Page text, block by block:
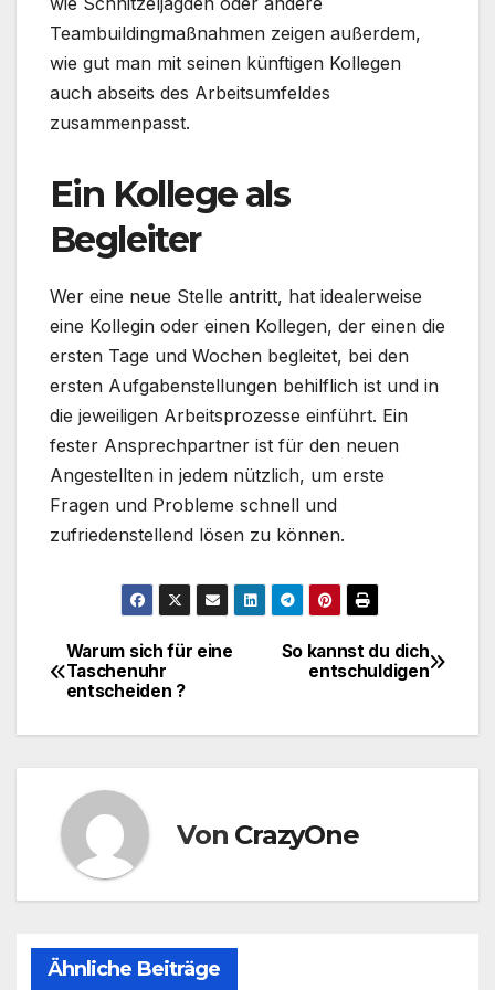
Teambuildingmaßnahmen zeigen außerdem,
wie gut man mit seinen künftigen Kollegen
auch abseits des Arbeitsumfeldes
zusammenpasst.
Ein Kollege als
Begleiter
Wer eine neue Stelle antritt, hat idealerweise
eine Kollegin oder einen Kollegen, der einen die
ersten Tage und Wochen begleitet, bei den
ersten Aufgabenstellungen behilflich ist und in
die jeweiligen Arbeitsprozesse einführt. Ein
fester Ansprechpartner ist für den neuen
Angestellten in jedem nützlich, um erste
Fragen und Probleme schnell und
zufriedenstellend lösen zu können.
Beitragsnavigation
So kannst du dich
entschuldigen
Warum sich für eine
Taschenuhr
entscheiden ?
Von CrazyOne
Ähnliche Beiträge